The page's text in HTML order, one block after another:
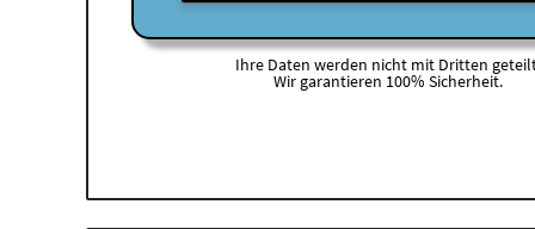
Ihre Daten werden nicht mit Dritten
Wir garantieren 100% Sicherheit.